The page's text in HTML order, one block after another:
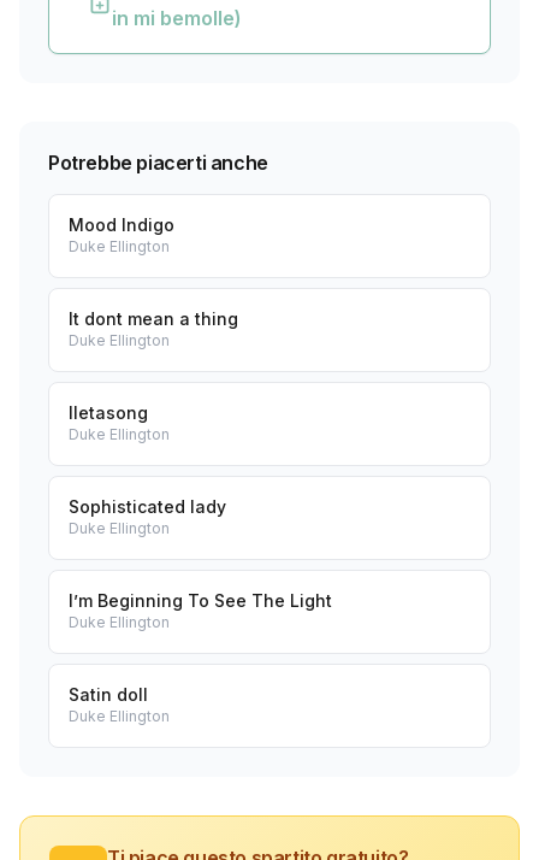
in mi bemolle)
Potrebbe piacerti anche
Mood Indigo
Duke Ellington
It dont mean a thing
Duke Ellington
Iletasong
Duke Ellington
Sophisticated lady
Duke Ellington
I’m Beginning To See The Light
Duke Ellington
Satin doll
Duke Ellington